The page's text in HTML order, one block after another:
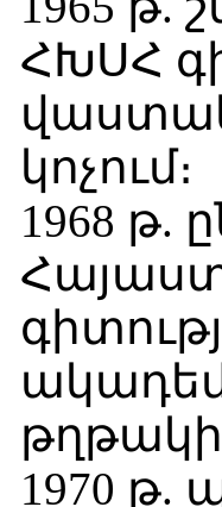
ՀԽՍՀ
կոչում։
1968 թ.
1970